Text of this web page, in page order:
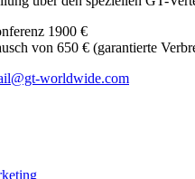
1900 €
von 650 € (garantierte
worldwide.com